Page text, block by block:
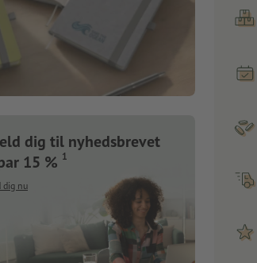
dig til nyhedsbrevet
15 % 1
nu